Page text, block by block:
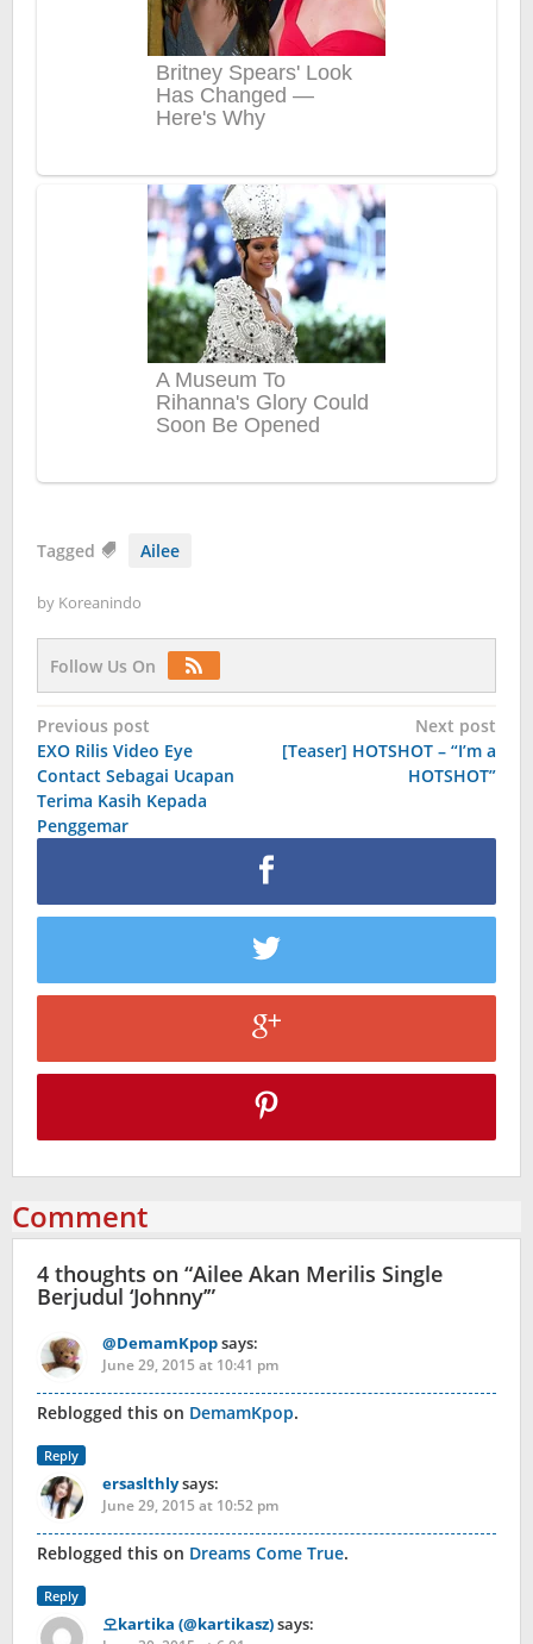
Tagged Ailee
by Koreanindo
Follow Us On
Post
navigation
Previous post
EXO Rilis Video Eye
Contact Sebagai Ucapan
Terima Kasih Kepada
Penggemar
Next post
[Teaser] HOTSHOT – “I’m a
HOTSHOT”
Comment
4 thoughts on “Ailee Akan Merilis Single
Berjudul ‘Johnny’”
@DemamKpopsays:
June 29, 2015 at 10:41 pm
Reblogged this on DemamKpop.
Reply
ersaslthlysays:
June 29, 2015 at 10:52 pm
Reblogged this on Dreams Come True.
Reply
오kartika (@kartikasz)says: